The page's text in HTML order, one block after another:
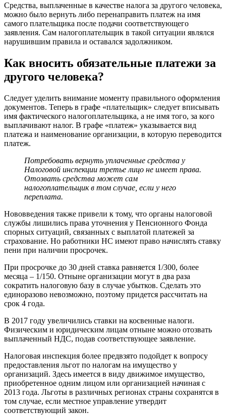
Средства, выплаченные в качестве налога за другого человека,
можно было вернуть либо перенаправить платеж на имя
самого плательщика после подачи соответствующего
заявления. Сам налогоплательщик в такой ситуации являлся
нарушившим правила и оставался задолжником.
Как вносить обязательные платежи за
другого человека?
Следует уделить внимание моменту правильного оформления
документов. Теперь в графе «плательщик» следует вписывать
имя фактического налогоплательщика, а не имя того, за кого
выплачивают налог. В графе «платеж» указывается вид
платежа и наименование организации, в которую переводится
платеж.
Потребовать вернуть уплаченные средства у
Налоговой инспекции третье лицо не имеет права.
Отозвать средства может сам
налогоплательщик в том случае, если у него
переплата.
Нововведения также привели к тому, что органы налоговой
службы лишились права уточнения у Пенсионного Фонда
спорных ситуаций, связанных с выплатой платежей за
страхование. Но работники НС имеют право начислять ставку
пени при наличии просрочек.
При просрочке до 30 дней ставка равняется 1/300, более
месяца – 1/150. Отныне организации могут в два раза
сократить налоговую базу в случае убытков. Сделать это
единоразово невозможно, поэтому придется рассчитать на
срок 4 года.
В 2017 году увеличились ставки на косвенные налоги.
Физическим и юридическим лицам отныне можно отозвать
выплаченный НДС, подав соответствующее заявление.
Налоговая инспекция более предвзято подойдет к вопросу
предоставления льгот по налогам на имущество у
организаций. Здесь имеется в виду движимое имущество,
приобретенное одним лицом или организацией начиная с
2013 года. Льготы в различных регионах страны сохранятся в
том случае, если местное управление утвердит
соответствующий закон.